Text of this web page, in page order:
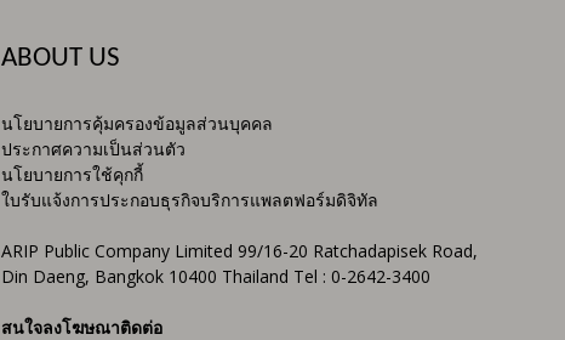
ABOUT US
นโยบายการคุ้มครองข้อมูลส่วนบุคคล
ประกาศความเป็นส่วนตัว
นโยบายการใช้คุกกี้
ใบรับแจ้งการประกอบธุรกิจบริการแพลตฟอร์มดิจิทัล
ARIP Public Company Limited 99/16-20 Ratchadapisek Road,
Din Daeng, Bangkok 10400 Thailand Tel : 0-2642-3400
สนใจลงโฆษณาติดต่อ